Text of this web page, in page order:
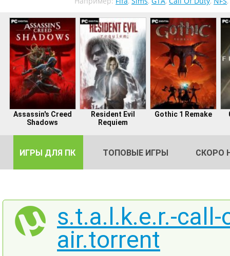
Assassin's Creed
Shadows
Resident Evil
Requiem
Gothic 1 Remake
ИГРЫ ДЛЯ ПК ТОПОВЫЕ ИГРЫ СКОРО
s.t.a.l.k.e.r.-
air.torrent